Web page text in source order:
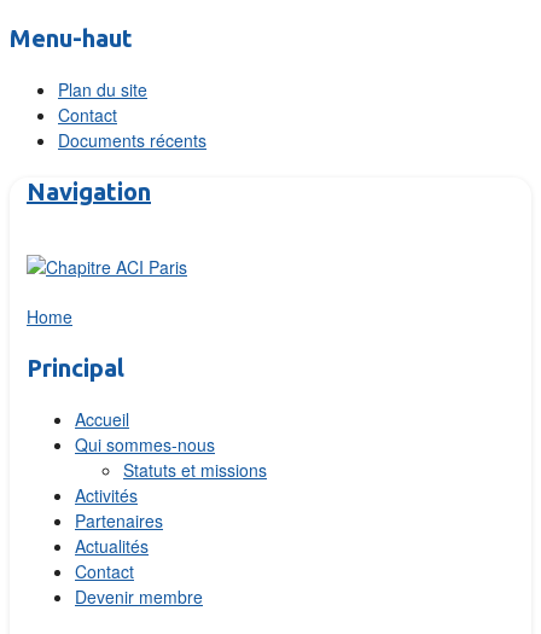
Menu-haut
Plan du site
Contact
Documents récents
Navigation
Home
Principal
Accueil
Qui sommes-nous
Statuts et missions
Activités
Partenaires
Actualités
Contact
Devenir membre